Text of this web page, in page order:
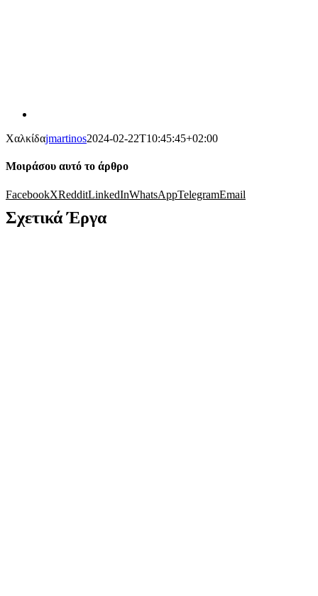
Χαλκίδαjmartinos2024-02-22T10:45:45+02:00
Μοιράσου αυτό το άρθρο
FacebookXRedditLinkedInWhatsAppTelegramEmail
Σχετικά Έργα